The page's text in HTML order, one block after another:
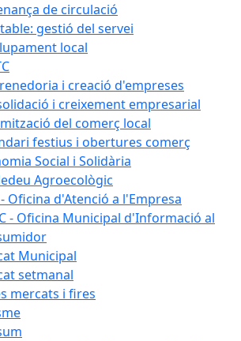
de circulació
gestió del servei
local
i creació d'empreses
i creixement empresarial
del comerç local
festius i obertures comerç
Social i Solidària
Agroecològic
- Oficina d'Atenció a l'Empresa
- Oficina Municipal d'Informació al
Municipal
setmanal
mercats i fires